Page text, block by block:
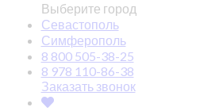
Выберите город
Севастополь
Симферополь
8 800 505-38-25
8 978 110-86-38
Заказать звонок